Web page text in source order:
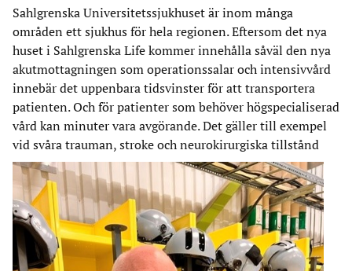
Sahlgrenska Universitetssjukhuset är inom många
områden ett sjukhus för hela regionen. Eftersom det nya
huset i Sahlgrenska Life kommer innehålla såväl den nya
akutmottagningen som operationssalar och intensivvård
innebär det uppenbara tidsvinster för att transportera
patienten. Och för patienter som behöver högspecialiserad
vård kan minuter vara avgörande. Det gäller till exempel
vid svåra trauman, stroke och neurokirurgiska tillstånd